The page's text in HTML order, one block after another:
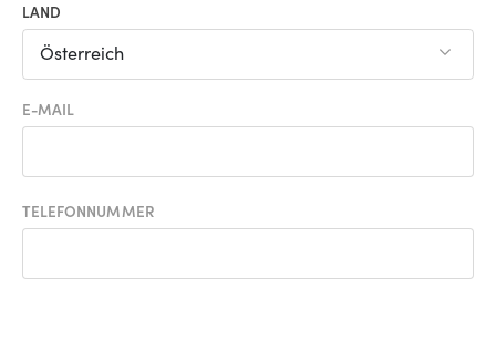
LAND
Österreich
E-MAIL
TELEFONNUMMER